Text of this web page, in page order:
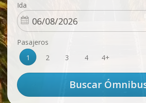
Ida
Pasajeros
1
2 3 4 4+